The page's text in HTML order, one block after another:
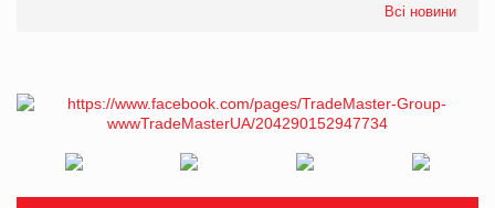
Всі новини